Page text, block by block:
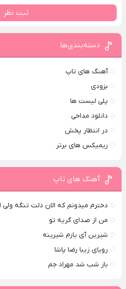
ثبت نظر
دسته‌بندی‌ها
آهنگ های تاپ
بزودی
پلی لیست ها
دانلود مداحی
در انتظار پخش
ریمیکس های برتر
آهنگ های تاپ
دخترم میدونم که الان دلت تنگه ولی
من از صدای گريه تو
شیرین آی یارم شیرینه
رویای زیبا رضا پاشا
باز شب شد مهراد جم